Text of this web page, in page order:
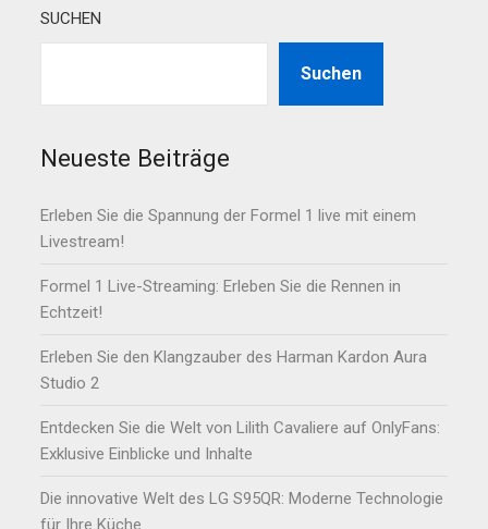
SUCHEN
Suchen
Neueste Beiträge
Erleben Sie die Spannung der Formel 1 live mit einem
Livestream!
Formel 1 Live-Streaming: Erleben Sie die Rennen in
Echtzeit!
Erleben Sie den Klangzauber des Harman Kardon Aura
Studio 2
Entdecken Sie die Welt von Lilith Cavaliere auf OnlyFans:
Exklusive Einblicke und Inhalte
Die innovative Welt des LG S95QR: Moderne Technologie
für Ihre Küche